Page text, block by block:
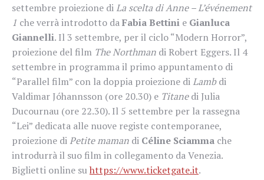
settembre proiezione diLa scelta di Anne – L’événement
1 che verrà introdotto daFabia Bettini e Gianluca
Giannelli. Il 3 settembre, per il ciclo “Modern Horror”,
proiezione del film The Northman di Robert Eggers. Il 4
settembre in programma il primo appuntamento di
“Parallel film” con la doppia proiezione diLambdi
Valdimar Jóhannsson (ore 20.30) e Titanedi Julia
Ducournau (ore 22.30). Il 5 settembre per la rassegna
“Lei” dedicata alle nuove registe contemporanee,
proiezione diPetite maman di Céline Sciamma che
introdurrà il suo film in collegamento da Venezia.
Biglietti online suhttps://www.ticketgate.it.